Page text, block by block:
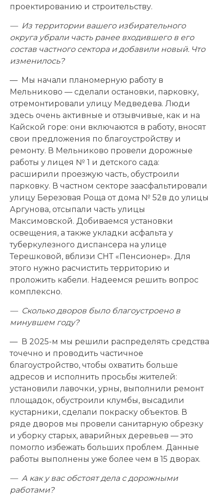
проектированию и строительству.
— Из территории вашего избирательного
округа убрали часть ранее входившего в его
состав частного сектора и добавили новый. Что
изменилось?
— Мы начали планомерную работу в
Мельниково — сделали остановки, парковку,
отремонтировали улицу Медведева. Люди
здесь очень активные и отзывчивые, как и на
Кайской горе: они включаются в работу, вносят
свои предложения по благоустройству и
ремонту. В Мельниково провели дорожные
работы у лицея № 1 и детского сада:
расширили проезжую часть, обустроили
парковку. В частном секторе заасфальтировали
улицу Березовая Роща от дома № 52в до улицы
Аргунова, отсыпали часть улицы
Максимовской. Добиваемся установки
освещения, а также укладки асфальта у
туберкулезного диспансера на улице
Терешковой, вблизи СНТ «Пенсионер». Для
этого нужно расчистить территорию и
проложить кабели. Надеемся решить вопрос
комплексно.
— Сколько дворов было благоустроено в
минувшем году?
— В 2025-м мы решили распределять средства
точечно и проводить частичное
благоустройство, чтобы охватить больше
адресов и исполнить просьбы жителей:
установили лавочки, урны, выполнили ремонт
площадок, обустроили клумбы, высадили
кустарники, сделали покраску объектов. В
ряде дворов мы провели санитарную обрезку
и уборку старых, аварийных деревьев — это
помогло избежать больших проблем. Данные
работы выполнены уже более чем в 15 дворах.
— А как у вас обстоят дела с дорожными
работами?